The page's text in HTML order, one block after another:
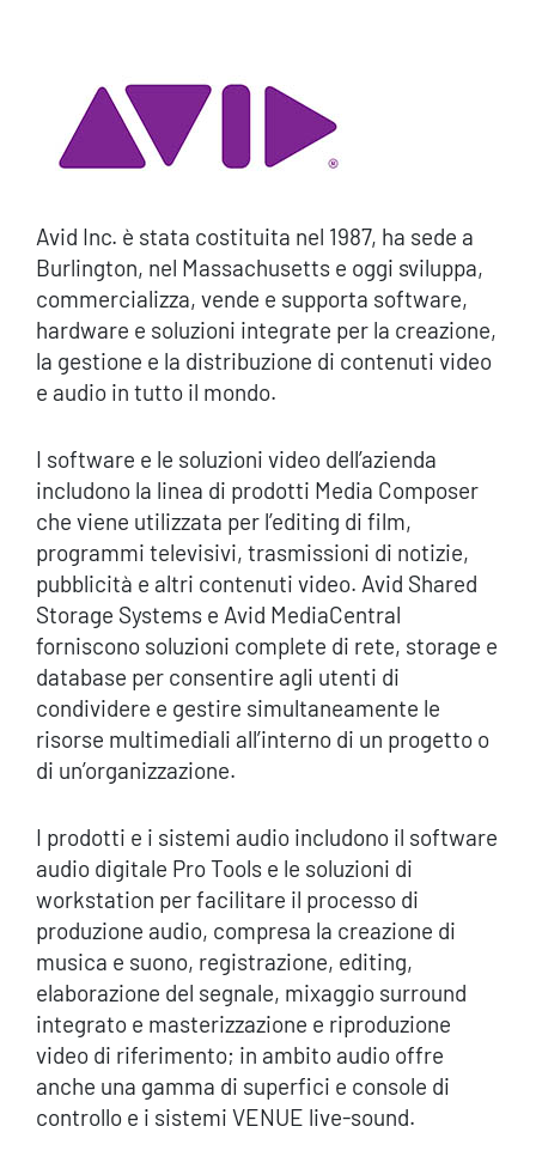
Avid Inc. è stata costituita nel 1987, ha sede a
Burlington, nel Massachusetts e oggi sviluppa,
commercializza, vende e supporta software,
hardware e soluzioni integrate per la creazione,
la gestione e la distribuzione di contenuti video
e audio in tutto il mondo.
I software e le soluzioni video dell’azienda
includono la linea di prodotti Media Composer
che viene utilizzata per l’editing di film,
programmi televisivi, trasmissioni di notizie,
pubblicità e altri contenuti video. Avid Shared
Storage Systems e Avid MediaCentral
forniscono soluzioni complete di rete, storage e
database per consentire agli utenti di
condividere e gestire simultaneamente le
risorse multimediali all’interno di un progetto o
di un’organizzazione.
I prodotti e i sistemi audio includono il software
audio digitale Pro Tools e le soluzioni di
workstation per facilitare il processo di
produzione audio, compresa la creazione di
musica e suono, registrazione, editing,
elaborazione del segnale, mixaggio surround
integrato e masterizzazione e riproduzione
video di riferimento; in ambito audio offre
anche una gamma di superfici e console di
controllo e i sistemi VENUE live-sound.